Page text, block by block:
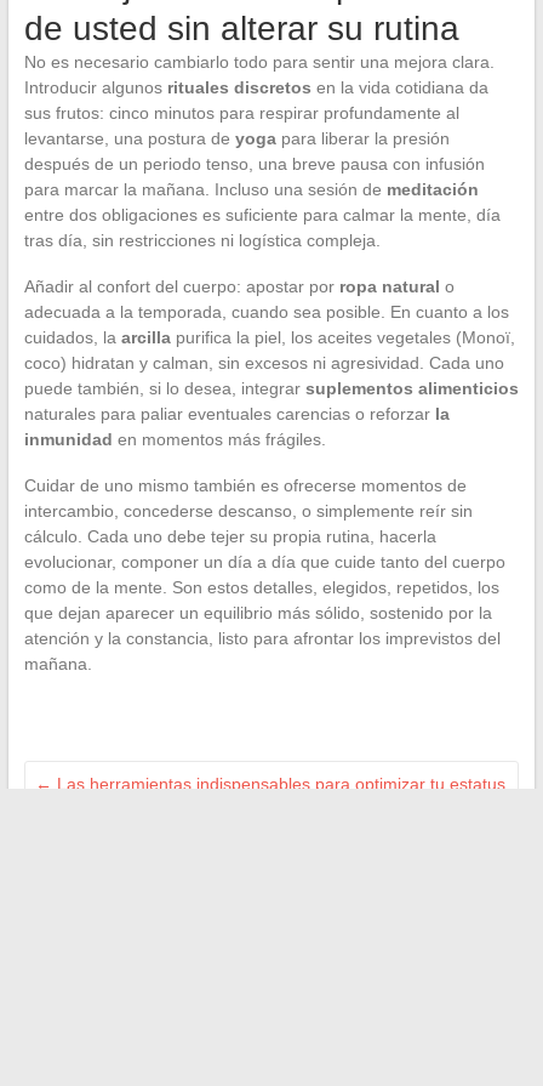
de usted sin alterar su rutina
No es necesario cambiarlo todo para sentir una mejora clara.
Introducir algunos rituales discretos en la vida cotidiana da
sus frutos: cinco minutos para respirar profundamente al
levantarse, una postura de yogapara liberar la presión
después de un periodo tenso, una breve pausa con infusión
para marcar la mañana. Incluso una sesión de meditación
entre dos obligaciones es suficiente para calmar la mente, día
tras día, sin restricciones ni logística compleja.
Añadir al confort del cuerpo: apostar por ropa natural o
adecuada a la temporada, cuando sea posible. En cuanto a los
cuidados, la arcillapurifica la piel, los aceites vegetales (Monoï,
coco) hidratan y calman, sin excesos ni agresividad. Cada uno
puede también, si lo desea, integrar suplementos alimenticios
naturales para paliar eventuales carencias o reforzar la
inmunidad en momentos más frágiles.
Cuidar de uno mismo también es ofrecerse momentos de
intercambio, concederse descanso, o simplemente reír sin
cálculo. Cada uno debe tejer su propia rutina, hacerla
evolucionar, componer un día a día que cuide tanto del cuerpo
como de la mente. Son estos detalles, elegidos, repetidos, los
que dejan aparecer un equilibrio más sólido, sostenido por la
atención y la constancia, listo para afrontar los imprevistos del
mañana.
← Las herramientas indispensables para optimizar tu estatus